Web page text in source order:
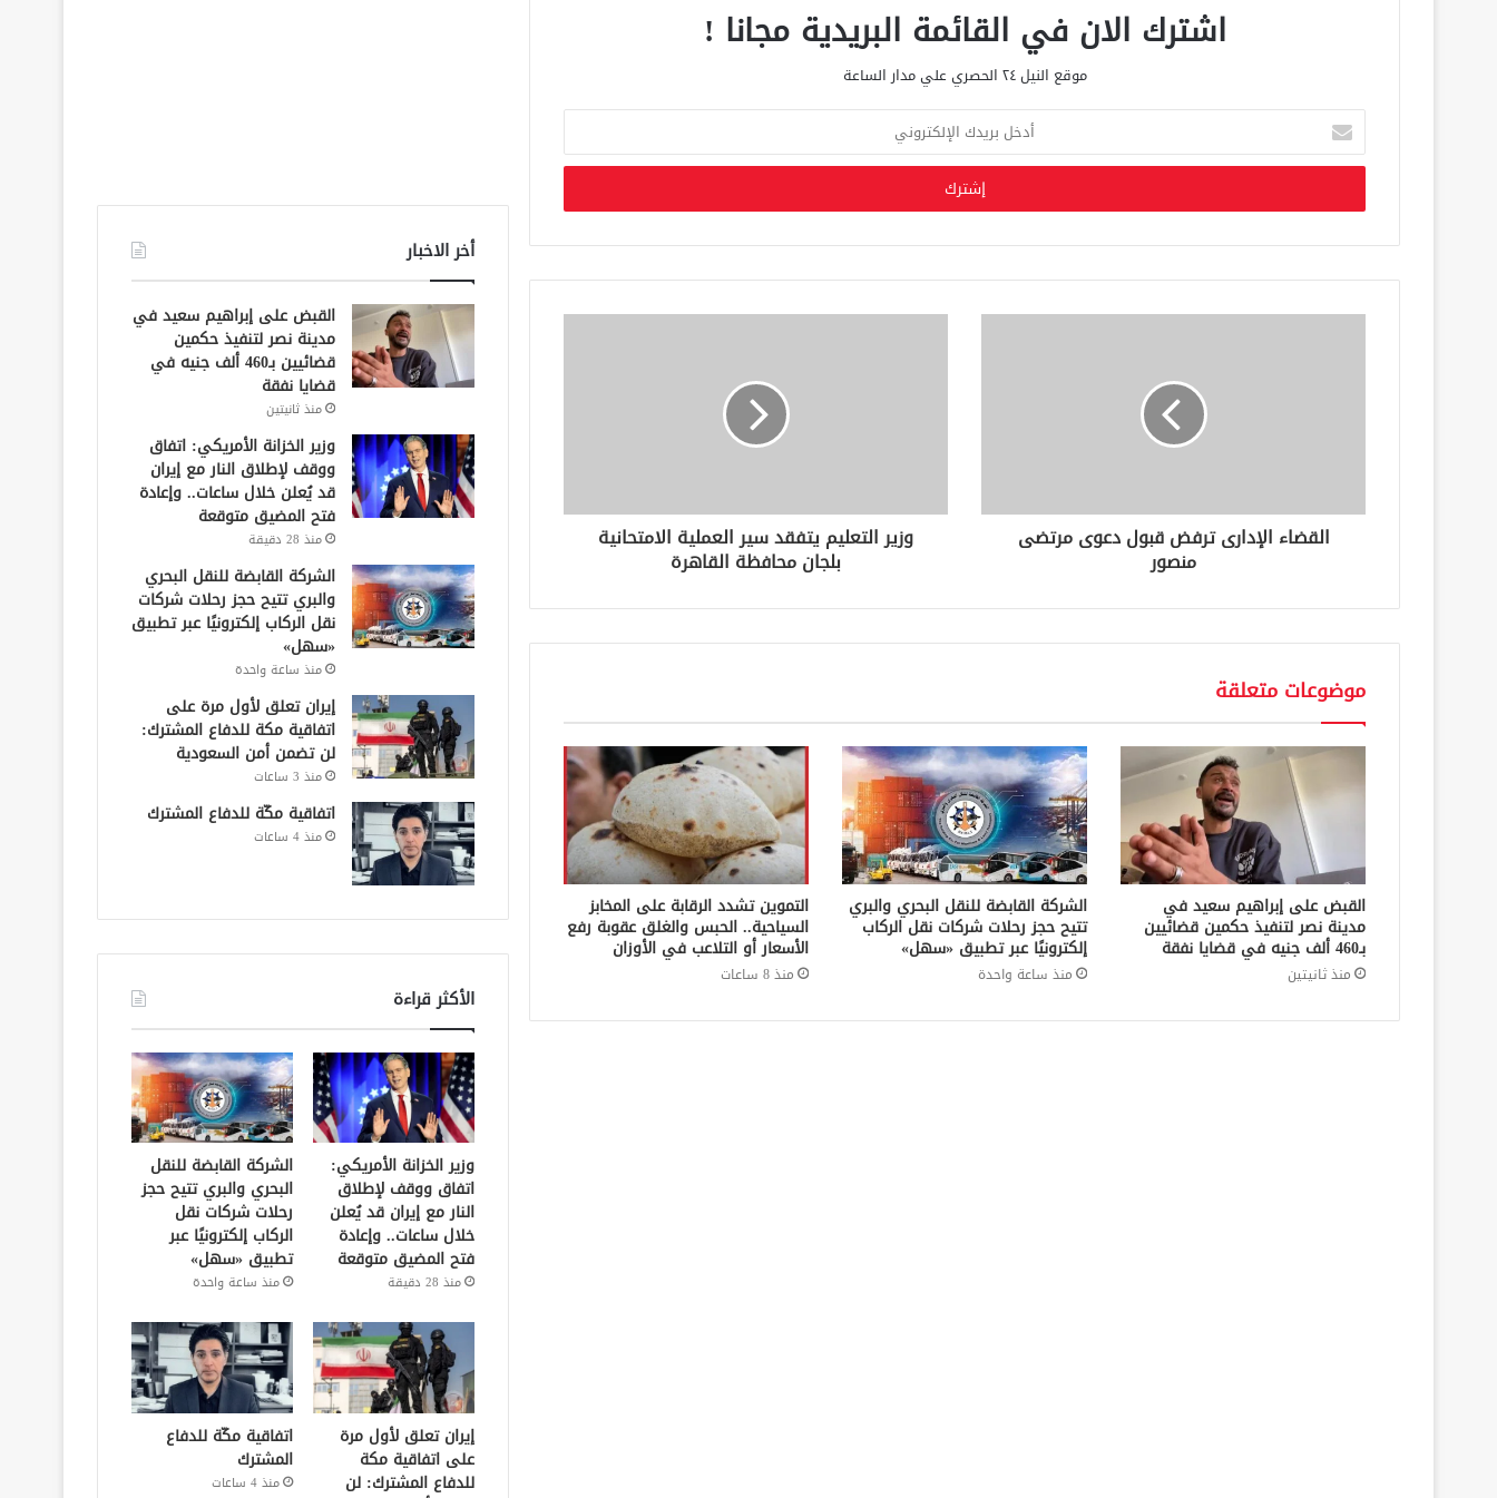
اشترك الان في القائمة البريدية مجانا !
موقع النيل ٢٤ الحصري علي مدار الساعة
خ
ب
ر
د
ك
ن
القضاء الإدارى ترفض قبول دعوى مرتضى
منصور
وزير التعليم يتفقد سير العملية الامتحانية
بلجان محافظة القاهرة
موضوعات متعلقة
القبض على إبراهيم سعيد في
مدينة نصر لتنفيذ حكمين قضائيين
بـ460 ألف جنيه في قضايا نفقة
منذ ثانيتين
الشركة القابضة للنقل البحري والبري
تتيح حجز رحلات شركات نقل الركاب
إلكترونيًا عبر تطبيق «سهل»
منذ ساعة واحدة
التموين تشدد الرقابة على المخابز
السياحية.. الحبس والغلق عقوبة رفع
الأسعار أو التلاعب في الأوزان
منذ 8 ساعات
أخر الاخبار
القبض على إبراهيم سعيد في
مدينة نصر لتنفيذ حكمين
قضائيين بـ460 ألف جنيه في
قضايا نفقة
منذ ثانيتين
وزير الخزانة الأمريكي: اتفاق
ووقف لإطلاق النار مع إيران
قد يُعلن خلال ساعات.. وإعادة
فتح المضيق متوقعة
منذ 28 دقيقة
الشركة القابضة للنقل البحري
والبري تتيح حجز رحلات شركات
نقل الركاب إلكترونيًا عبر تطبيق
«سهل»
منذ ساعة واحدة
إيران تعلق لأول مرة على
اتفاقية مكة للدفاع المشترك:
لن تضمن أمن السعودية
منذ 3 ساعات
اتفاقية مكّة للدفاع المشترك
منذ 4 ساعات
الأكثر قراءة
وزير الخزانة الأمريكي:
اتفاق ووقف لإطلاق
النار مع إيران قد يُعلن
خلال ساعات.. وإعادة
فتح المضيق متوقعة
منذ 28 دقيقة
الشركة القابضة للنقل
البحري والبري تتيح حجز
رحلات شركات نقل
الركاب إلكترونيًا عبر
تطبيق «سهل»
منذ ساعة واحدة
إيران تعلق لأول مرة
على اتفاقية مكة
للدفاع المشترك: لن
اتفاقية مكّة للدفاع
المشترك
منذ 4 ساعات